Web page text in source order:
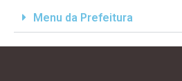
Menu da Prefeitura